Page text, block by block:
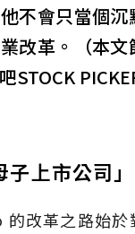
不會只當個
改革。（本
STOCK
子上市公司
改革之路始於